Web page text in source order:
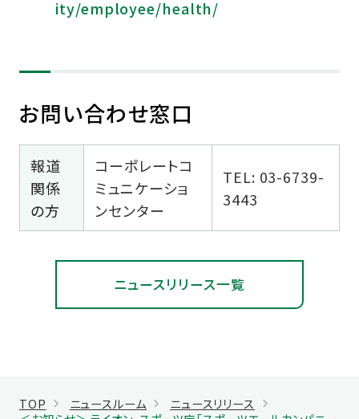
ity/employee/health/
お問い合わせ窓口
報道
関係
の方
コーポレートコ
ミュニケーショ
ンセンター
TEL: 03-6739-
3443
ニュースリリース一覧
TOP ニュースルーム
ニュースリリース